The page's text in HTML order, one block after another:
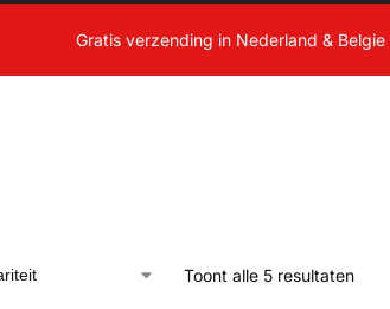
Gratis verzending in Nederland & Belgie
Toont alle 5 resultaten